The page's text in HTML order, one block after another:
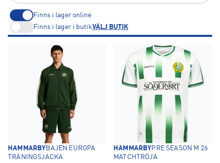
Finns i lager online
Finns i lager i butikVÄLJ BUTIK
HAMMARBYBAJEN EUROPA
TRÄNINGSJACKA
HAMMARBYPRE SEASON M 26
MATCHTRÖJA